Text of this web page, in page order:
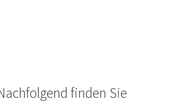
finden Sie